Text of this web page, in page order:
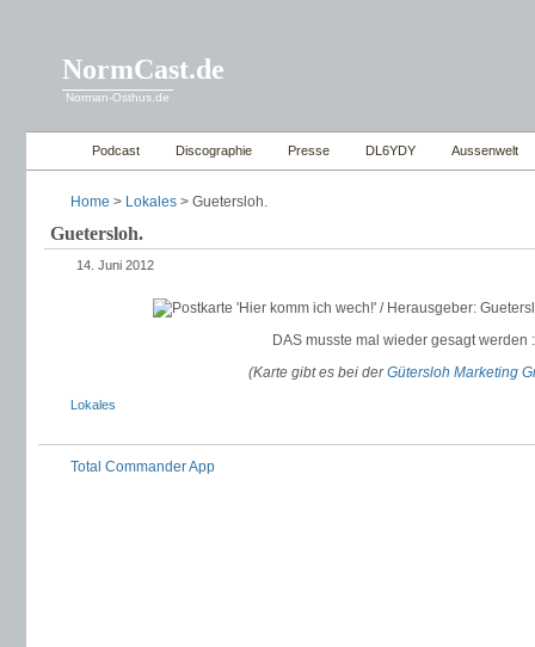
NormCast.de
Norman-Osthus.de
Podcast Discographie Presse DL6YDY Aussenwelt
Home > Lokales > Guetersloh.
Guetersloh.
14. Juni 2012
DAS musste mal wieder gesagt werden
(Karte gibt es bei derGütersloh Marketing
Lokales
Total Commander App